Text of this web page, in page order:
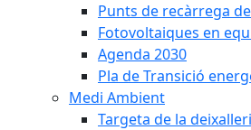
Punts de recàrrega
Fotovoltaiques en
Agenda 2030
Pla de Transició
Medi Ambient
Targeta de la